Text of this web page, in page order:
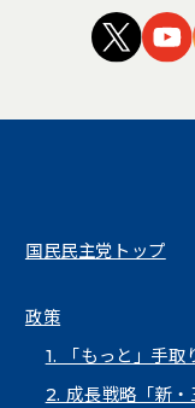
（新
国民民主党トップ
政策
1. 「もっと」手取
2. 成長戦略「新・